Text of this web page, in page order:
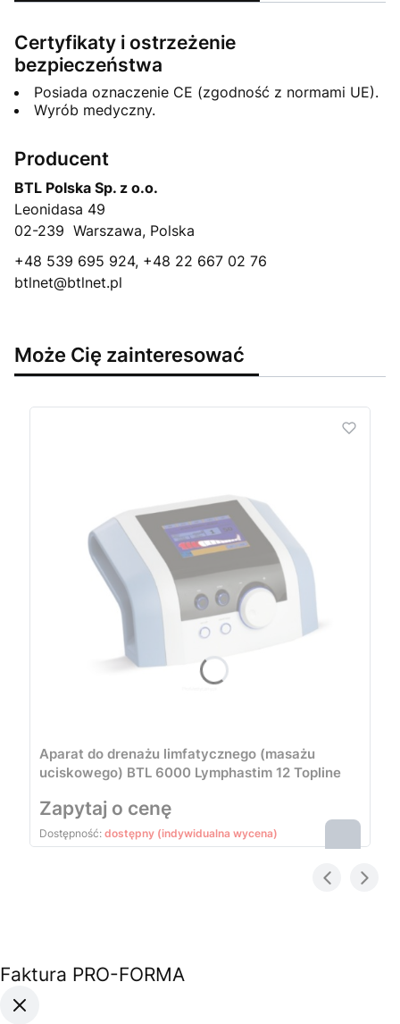
Certyfikaty i ostrzeżenie
bezpieczeństwa
Posiada oznaczenie CE (zgodność z normami UE).
Wyrób medyczny.
Producent
BTL Polska Sp. z o.o.
Leonidasa 49
02-239 ​ Warszawa, Polska
+48 539 695 924, +48 22 667 02 76
btlnet@btlnet.pl
Może Cię zainteresować
Aparat do drenażu limfatycznego (masażu
uciskowego) BTL 6000 Lymphastim 12 Topline
Cena
Zapytaj o cenę
Dostępność: dostępny (indywidualna wycena)
Faktura PRO-FORMA